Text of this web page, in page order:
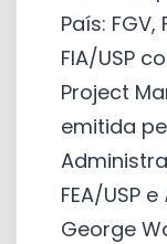
País:
FIA/USP
Project
emitida
FEA/USP e
George